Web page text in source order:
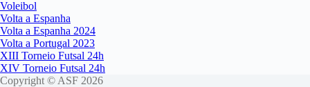
Voleibol
Volta a Espanha
Volta a Espanha 2024
Volta a Portugal 2023
XIII Torneio Futsal 24h
XIV Torneio Futsal 24h
Copyright © ASF 2026